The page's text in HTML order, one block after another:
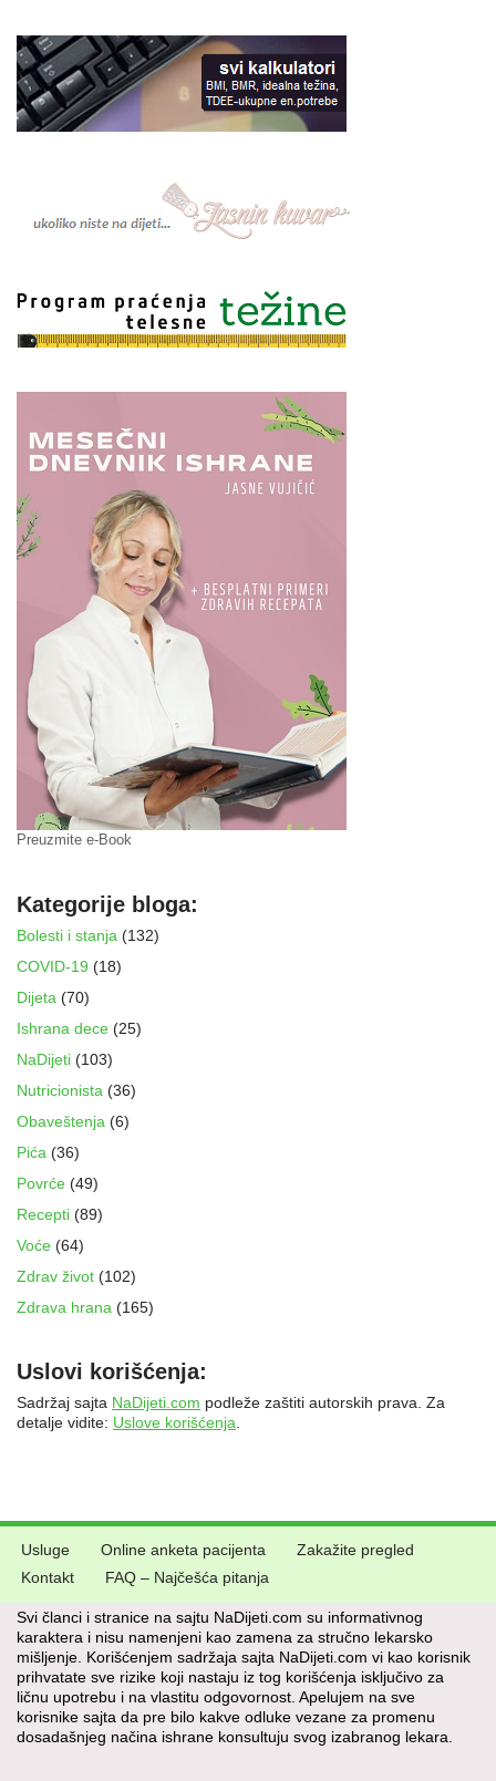
Preuzmite e-Book
Kategorije bloga:
Bolesti i stanja (132)
COVID-19 (18)
Dijeta (70)
Ishrana dece (25)
NaDijeti (103)
Nutricionista (36)
Obaveštenja (6)
Pića (36)
Povrće (49)
Recepti (89)
Voće (64)
Zdrav život (102)
Zdrava hrana (165)
Uslovi korišćenja:
Sadržaj sajta NaDijeti.com podleže zaštiti autorskih prava. Za
detalje vidite: Uslove korišćenja
Usluge Online anketa pacijenta
Zakažite pregled
Kontakt
FAQ – Najčešća pitanja
Svi članci i stranice na sajtu NaDijeti.com su informativnog
karaktera i nisu namenjeni kao zamena za stručno lekarsko
mišljenje. Korišćenjem sadržaja sajta NaDijeti.com vi kao korisnik
prihvatate sve rizike koji nastaju iz tog korišćenja isključivo za
ličnu upotrebu i na vlastitu odgovornost. Apelujem na sve
korisnike sajta da pre bilo kakve odluke vezane za promenu
dosadašnjeg načina ishrane konsultuju svog izabranog lekara.